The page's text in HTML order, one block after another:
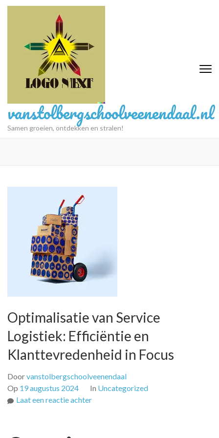
Ga
vanstolbergschoolveenendaal.nl
Samen groeien, ontdekken en stralen!
Optimalisatie van Service
Logistiek: Efficiëntie en
Klanttevredenheid in Focus
Doorvanstolbergschoolveenendaal
Op 19 augustus 2024 In Uncategorized
Laat een reactie achterop